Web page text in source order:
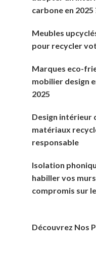
carbone en 2025
Meubles
pour recycler
Marques eco-
mobilier design
2025
Design intérieur
matériaux
responsable
Isolation
habiller vos
compromis sur
Découvrez Nos